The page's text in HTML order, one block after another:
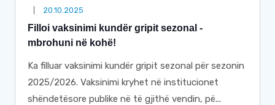
20.10.2025
Filloi vaksinimi kundër gripit sezonal -
mbrohuni në kohë!
Ka filluar vaksinimi kundër gripit sezonal për sezonin
2025/2026. Vaksinimi kryhet në institucionet
shëndetësore publike në të gjithë vendin, pë...